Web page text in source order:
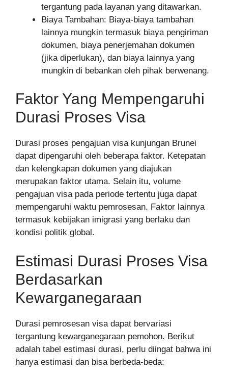
tergantung pada layanan yang ditawarkan.
Biaya Tambahan: Biaya-biaya tambahan
lainnya mungkin termasuk biaya pengiriman
dokumen, biaya penerjemahan dokumen
(jika diperlukan), dan biaya lainnya yang
mungkin di bebankan oleh pihak berwenang.
Faktor Yang Mempengaruhi
Durasi Proses Visa
Durasi proses pengajuan visa kunjungan Brunei
dapat dipengaruhi oleh beberapa faktor. Ketepatan
dan kelengkapan dokumen yang diajukan
merupakan faktor utama. Selain itu, volume
pengajuan visa pada periode tertentu juga dapat
mempengaruhi waktu pemrosesan. Faktor lainnya
termasuk kebijakan imigrasi yang berlaku dan
kondisi politik global.
Estimasi Durasi Proses Visa
Berdasarkan
Kewarganegaraan
Durasi pemrosesan visa dapat bervariasi
tergantung kewarganegaraan pemohon. Berikut
adalah tabel estimasi durasi, perlu diingat bahwa ini
hanya estimasi dan bisa berbeda-beda: